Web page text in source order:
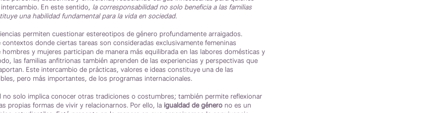
En este sentido, la corresponsabilidad no solo beneficia a las familias
una habilidad fundamental para la vida en sociedad.
permiten cuestionar estereotipos de género profundamente arraigados.
donde ciertas tareas son consideradas exclusivamente femeninas
y mujeres participan de manera más equilibrada en las labores domésticas y
las familias anfitrionas también aprenden de las experiencias y perspectivas que
Este intercambio de prácticas, valores e ideas constituye una de las
pero más importantes, de los programas internacionales.
no solo implica conocer otras tradiciones o costumbres; también permite reflexionar
propias formas de vivir y relacionarnos. Por ello, la igualdad de género no es un